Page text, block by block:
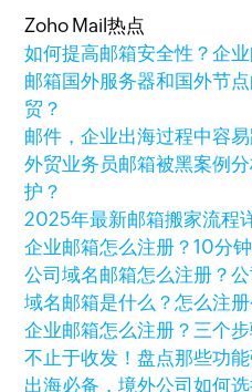
Zoho Mail热点
如何提高邮箱安全性？企
邮箱国外服务器和国外节
贸？
邮件，企业出海过程中容
外贸业务员邮箱被黑案例
护？
2025年最新邮箱搬家流程
企业邮箱怎么注册？10分
公司域名邮箱怎么注册？
域名邮箱是什么？怎么注
企业邮箱怎么注册？三个
不止于收发！盘点那些功
出海必备，境外公司如何